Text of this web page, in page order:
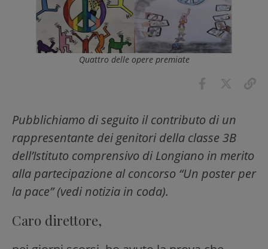
Quattro delle opere premiate
Pubblichiamo di seguito il contributo di un
rappresentante dei genitori della classe 3B
dell’Istituto comprensivo di Longiano in merito
alla partecipazione al concorso “Un poster per
la pace” (vedi notizia in coda).
Caro direttore,